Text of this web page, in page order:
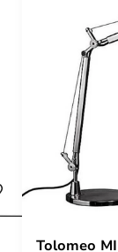
Tolomeo